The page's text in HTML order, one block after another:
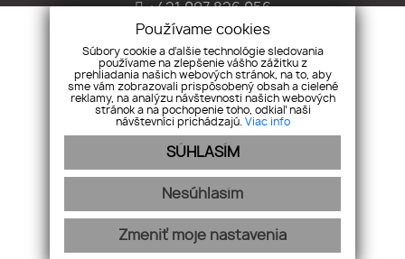
+421 907 826 956
info@hestiareality.sk
Pridajte si nás
webex.digital- REALVIA.sk
Používame cookies
Súbory cookie a ďalšie technológie sledovania
používame na zlepšenie vášho zážitku z
prehliadania našich webových stránok, na to, aby
sme vám zobrazovali prispôsobený obsah a cielené
reklamy, na analýzu návštevnosti našich webových
stránok a na pochopenie toho, odkiaľ naši
návštevníci prichádzajú. Viac info
SÚHLASÍM
Nesúhlasím
Zmeniť moje nastavenia